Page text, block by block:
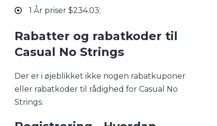
1 År priser $234.03;
Rabatter og rabatkoder til
Casual No Strings
Der er i øjeblikket ikke nogen rabatkuponer
eller rabatkoder til rådighed for Casual No
Strings.